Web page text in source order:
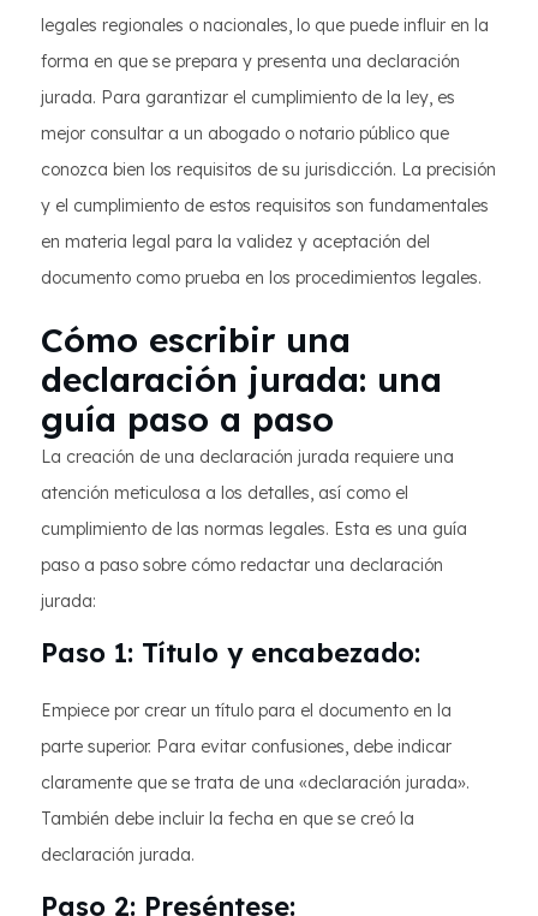
legales regionales o nacionales, lo que puede influir en la
forma en que se prepara y presenta una declaración
jurada. Para garantizar el cumplimiento de la ley, es
mejor consultar a un abogado o notario público que
conozca bien los requisitos de su jurisdicción. La precisión
y el cumplimiento de estos requisitos son fundamentales
en materia legal para la validez y aceptación del
documento como prueba en los procedimientos legales.
Cómo escribir una
declaración jurada: una
guía paso a paso
La creación de una declaración jurada requiere una
atención meticulosa a los detalles, así como el
cumplimiento de las normas legales. Esta es una guía
paso a paso sobre cómo redactar una declaración
jurada:
Paso 1: Título y encabezado:
Empiece por crear un título para el documento en la
parte superior. Para evitar confusiones, debe indicar
claramente que se trata de una «declaración jurada».
También debe incluir la fecha en que se creó la
declaración jurada.
Paso 2: Preséntese: